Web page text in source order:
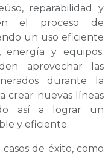
reparabilidad y
en el proceso de
un uso eficiente
energía y equipos.
aprovechar las
durante la
crear nuevas líneas
así a lograr un
y eficiente.
de éxito, como